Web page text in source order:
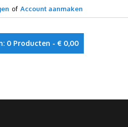
of Account aanmaken
0 Producten - € 0,00